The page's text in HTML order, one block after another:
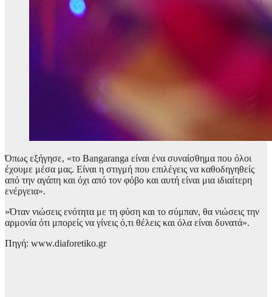
Όπως εξήγησε, «το Bangaranga είναι ένα συναίσθημα που όλοι
έχουμε μέσα μας. Είναι η στιγμή που επιλέγεις να καθοδηγηθείς
από την αγάπη και όχι από τον φόβο και αυτή είναι μια ιδιαίτερη
ενέργεια».
»Όταν νιώσεις ενότητα με τη φύση και το σύμπαν, θα νιώσεις την
αρμονία ότι μπορείς να γίνεις ό,τι θέλεις και όλα είναι δυνατά».
Πηγή: www.diaforetiko.gr